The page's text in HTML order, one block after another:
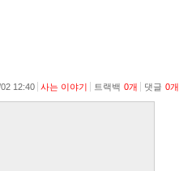
12:40 사는 이야기 트랙백 0개 댓글 0개